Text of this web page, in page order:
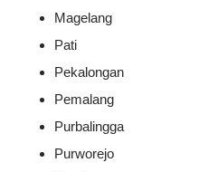
Magelang
Pati
Pekalongan
Pemalang
Purbalingga
Purworejo